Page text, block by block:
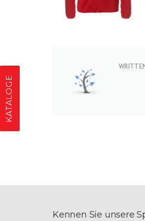
KATALOGE
Kennen Sie unsere